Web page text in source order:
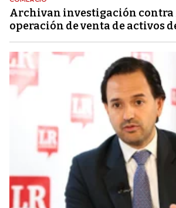
Archivan investigación contra
operación de venta de activos